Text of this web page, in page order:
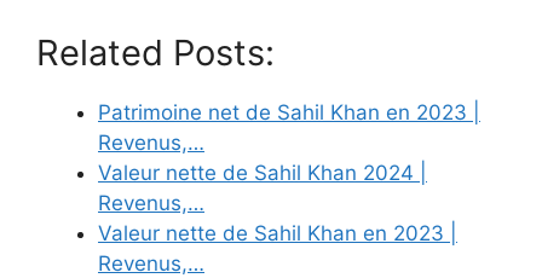
Related Posts:
Patrimoine net de Sahil Khan en 2023 |
Revenus,…
Valeur nette de Sahil Khan 2024 |
Revenus,…
Valeur nette de Sahil Khan en 2023 |
Revenus,…